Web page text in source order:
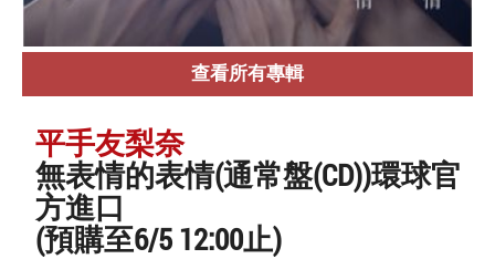
查看所有專輯
平手友梨奈
無表情的表情(通常盤(CD))環球官
方進口
(預購至6/5 12:00止)